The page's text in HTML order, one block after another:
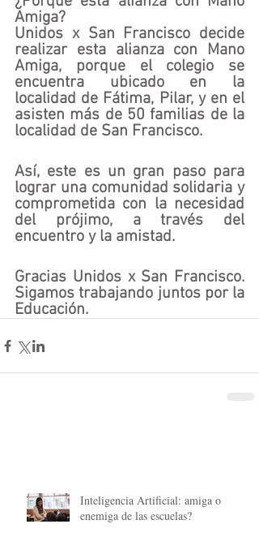
Amiga?
Unidos x San Francisco decide
realizar esta alianza con Mano
Amiga, porque el colegio se
encuentra ubicado en la
localidad de Fátima, Pilar, y en el
asisten más de 50 familias de la
localidad de San Francisco.
Así, este es un gran paso para
lograr una comunidad solidaria y
comprometida con la necesidad
del prójimo, a través del
encuentro y la amistad.
Gracias Unidos x San Francisco.
Sigamos trabajando juntos por la
Educación.
Inteligencia Artificial: amiga o
enemiga de las escuelas?